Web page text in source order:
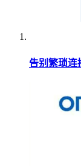
告别繁琐连